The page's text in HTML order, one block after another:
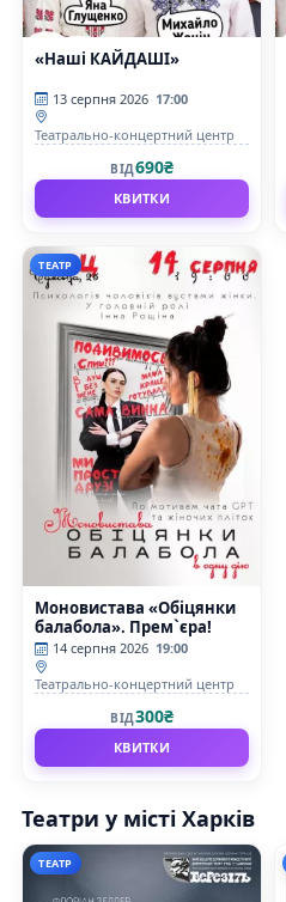
«Наші КАЙДАШІ»
13 серпня 2026 17:00
Театрально-концертний центр
ВІД690₴
КВИТКИ
ТЕАТР
Моновистава «Обіцянки
балабола». Прем`єра!
14 серпня 2026 19:00
Театрально-концертний центр
ВІД300₴
КВИТКИ
Театри у місті Харків
ТЕАТР